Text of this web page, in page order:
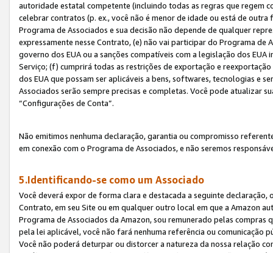
autoridade estatal competente (incluindo todas as regras que regem
celebrar contratos (p. ex., você não é menor de idade ou está de
Programa de Associados e sua decisão não depende de qualquer
expressamente nesse Contrato, (e) não vai participar do Programa
governo dos EUA ou a sanções compatíveis com a legislação dos
Serviço; (f) cumprirá todas as restrições de exportação e
dos EUA que possam ser aplicáveis a bens, softwares, tecnologias e
Associados serão sempre precisas e completas. Você pode atualizar
“Configurações de Conta”.
Não emitimos nenhuma declaração, garantia ou compromisso
em conexão com o Programa de Associados, e não seremos
5.Identificando-se como um Associado
Você deverá expor de forma clara e destacada a seguinte
Contrato, em seu Site ou em qualquer outro local em que a Amazon
Programa de Associados da Amazon, sou remunerado pelas
pela lei aplicável, você não fará nenhuma referência ou comunicação
Você não poderá deturpar ou distorcer a natureza da nossa relação